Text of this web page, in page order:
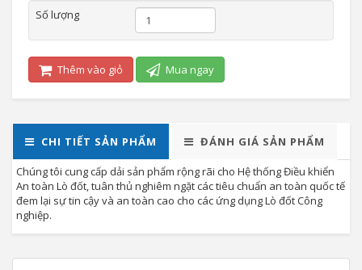
Số lượng
Thêm vào giỏ Mua ngay
CHI TIẾT SẢN PHẨM ĐÁNH GIÁ SẢN PHẨM
Chúng tôi cung cấp dải sản phẩm rộng rãi cho Hệ thống Điều khiển
An toàn Lò đốt, tuân thủ nghiêm ngặt các tiêu chuẩn an toàn quốc tế
đem lại sự tin cậy và an toàn cao cho các ứng dụng Lò đốt Công
nghiệp.